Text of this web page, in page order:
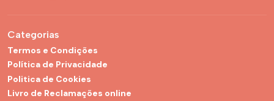
Categorias
Termos e Condições
Política de Privacidade
Politica de Cookies
Livro de Reclamações online